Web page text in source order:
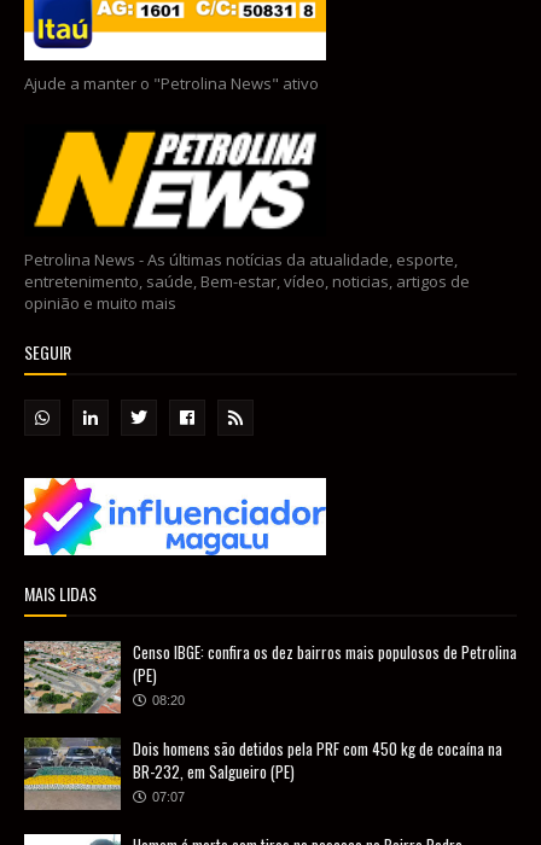
Ajude a manter o "Petrolina News" ativo
Petrolina News - As últimas notícias da atualidade, esporte,
entretenimento, saúde, Bem-estar, vídeo, noticias, artigos de
opinião e muito mais
SEGUIR
MAIS LIDAS
Censo IBGE: confira os dez bairros mais populosos de Petrolina
(PE)
08:20
Dois homens são detidos pela PRF com 450 kg de cocaína na
BR-232, em Salgueiro (PE)
07:07